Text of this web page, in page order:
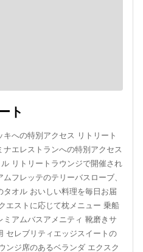
ト
への特別アクセス リトリート
エレストランへの特別アクセス
リトリートラウンジで開催され
フレッテのテリーバスローブ、
オル おいしい料理を毎日お届
エストに応じて枕メニュー 乗船
アムバスアメニティ 靴磨きサ
セレブリティエッジスイートの
ンジ席のあるベランダ エクスク